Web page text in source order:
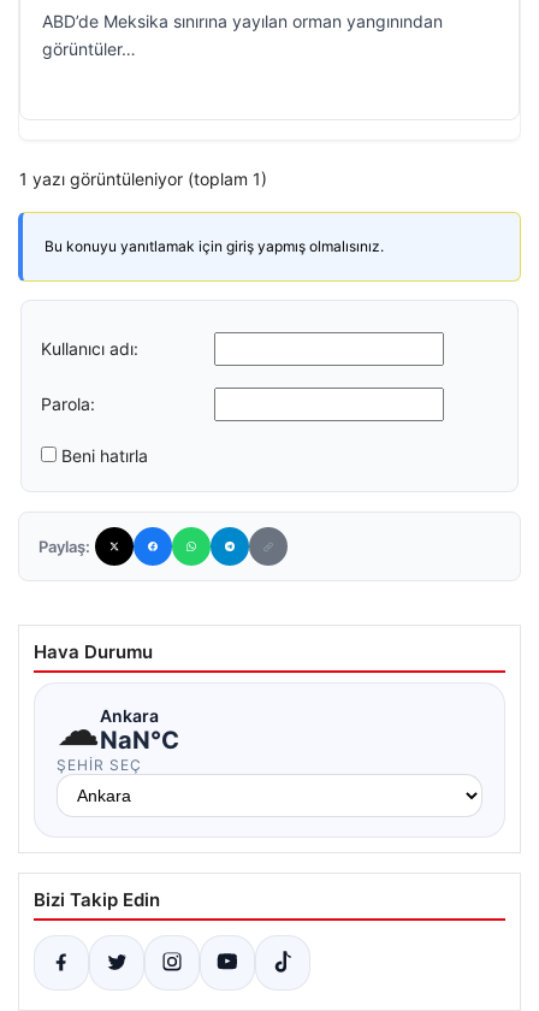
ABD’de Meksika sınırına yayılan orman yangınından
görüntüler…
1 yazı görüntüleniyor (toplam 1)
Bu konuyu yanıtlamak için giriş yapmış olmalısınız.
Kullanıcı adı:
Parola:
Beni hatırla
Paylaş:
Hava Durumu
☁Ankara
NaN°C
ŞEHIR SEÇ
Bizi Takip Edin